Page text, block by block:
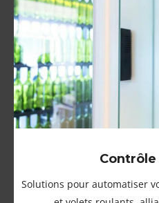
Contrôle
Solutions pour automatiser